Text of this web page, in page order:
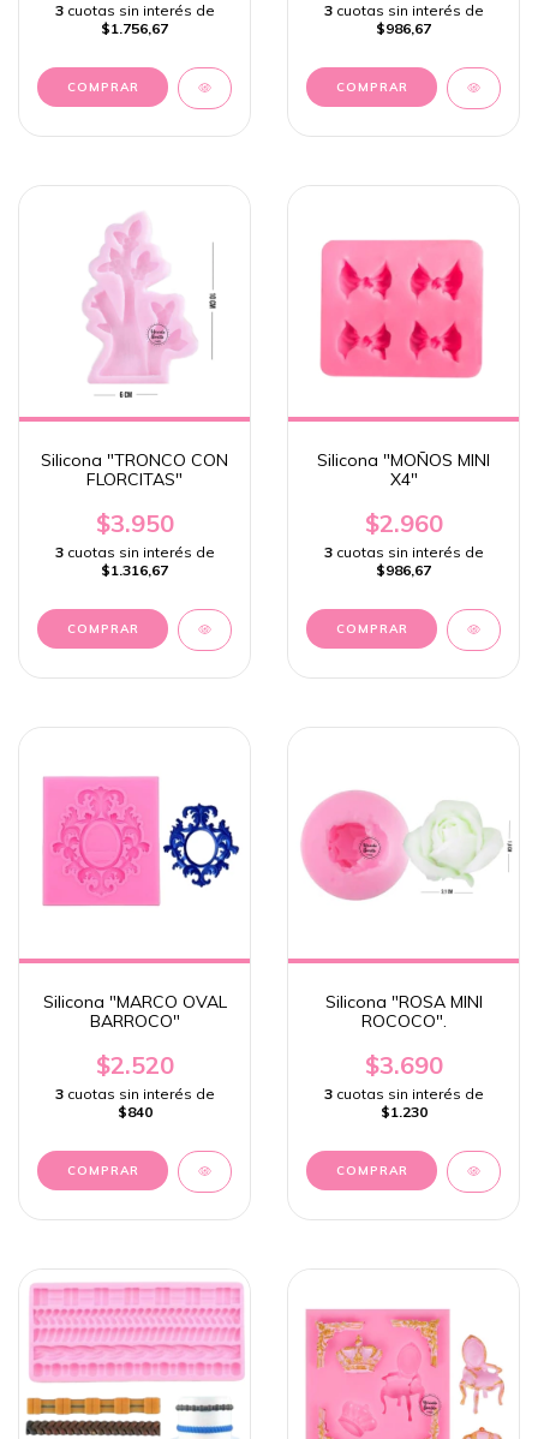
3 cuotas sin interés de
$1.756,67
3 cuotas sin interés de
$986,67
Silicona "TRONCO CON
FLORCITAS"
$3.950
3 cuotas sin interés de
$1.316,67
Silicona "MOÑOS MINI
X4"
$2.960
3 cuotas sin interés de
$986,67
Silicona "MARCO OVAL
BARROCO"
$2.520
3 cuotas sin interés de
$840
Silicona "ROSA MINI
ROCOCO".
$3.690
3 cuotas sin interés de
$1.230